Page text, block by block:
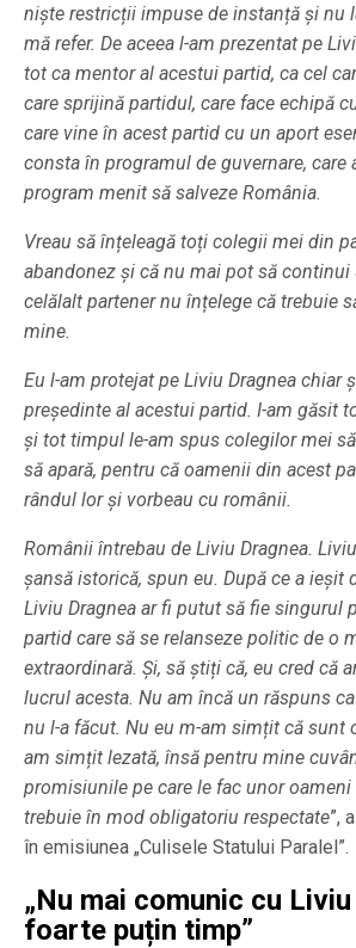
niște restricții impuse de instanță și nu
mă refer. De aceea l-am prezentat pe
tot ca mentor al acestui partid, ca cel
care sprijină partidul, care face echipă
care vine în acest partid cu un aport
consta în programul de guvernare, care
program menit să salveze România.
Vreau să înțeleagă toți colegii mei din
abandonez și că nu mai pot să continui
celălalt partener nu înțelege că trebuie
mine.
Eu l-am protejat pe Liviu Dragnea chiar
președinte al acestui partid. I-am găsit
și tot timpul le-am spus colegilor mei
să apară, pentru că oamenii din acest
rândul lor și vorbeau cu românii.
Românii întrebau de Liviu Dragnea.
șansă istorică, spun eu. După ce a ieșit
Liviu Dragnea ar fi putut să fie singurul
partid care să se relanseze politic de o
extraordinară. Și, să știți că, eu cred că
lucrul acesta. Nu am încă un răspuns
nu l-a făcut. Nu eu m-am simțit că sunt
am simțit lezată, însă pentru mine
promisiunile pe care le fac unor
trebuie în mod obligatoriu respectate”,
în emisiunea „Culisele Statului Paralel”.
„Nu mai comunic cu
foarte puțin timp”